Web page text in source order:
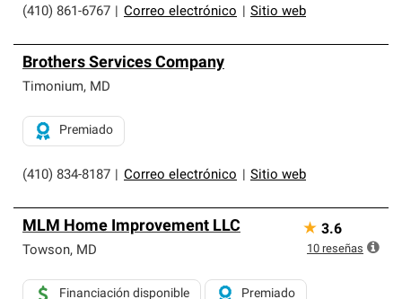
(410) 861-6767 Correo electrónico Sitio web
Brothers Services Company
Timonium, MD
(410) 834-8187 Correo electrónico Sitio web
Premiado
MLM Home Improvement LLC
Towson, MD
Financiación disponible Premiado
★ 3.6
10 reseñas